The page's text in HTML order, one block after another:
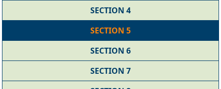
SECTION 4
SECTION 5
SECTION 6
SECTION 7